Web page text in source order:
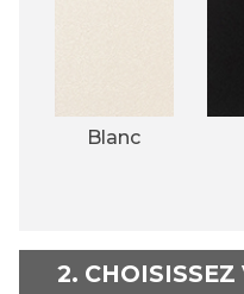
Blanc
2.